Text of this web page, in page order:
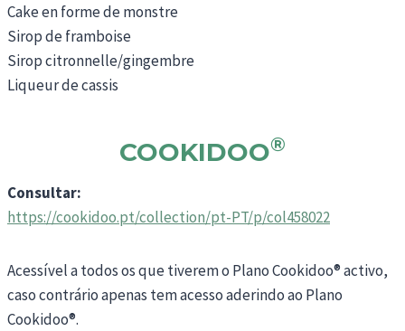
Cake en forme de monstre
Sirop de framboise
Sirop citronnelle/gingembre
Liqueur de cassis
COOKIDOO®
Consultar:
https://cookidoo.pt/collection/pt-PT/p/col458022
Acessível a todos os que tiverem o Plano Cookidoo® activo,
caso contrário apenas tem acesso aderindo ao Plano
Cookidoo®.